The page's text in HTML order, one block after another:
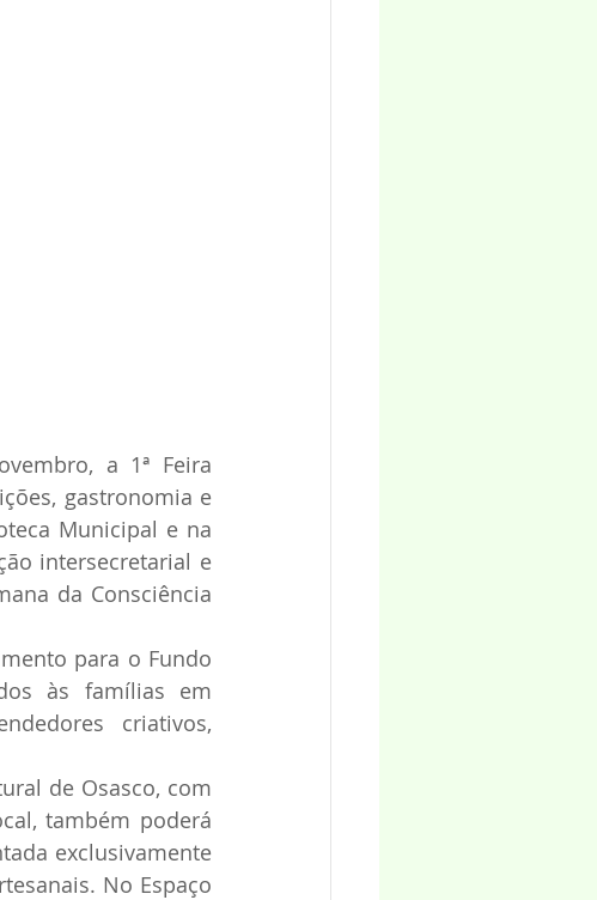
a 1ª Feira
gastronomia e
Municipal e na
intersecretarial e
da Consciência
para o Fundo
às famílias em
criativos,
de Osasco, com
também poderá
exclusivamente
No Espaço